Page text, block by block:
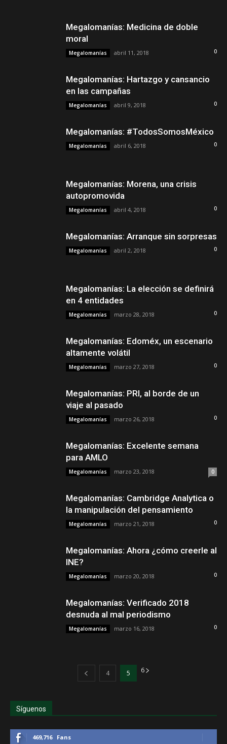
Megalomanías: Medicina de doble
moral
Megalomanías abril 11, 2018 0
Megalomanías: Hartazgo y cansancio
en las campañas
Megalomanías abril 9, 2018 0
Megalomanías: #TodosSomosMéxico
Megalomanías abril 6, 2018 0
Megalomanías: Morena, una crisis
autopromovida
Megalomanías abril 4, 2018 0
Megalomanías: Arranque sin sorpresas
Megalomanías abril 2, 2018 0
Megalomanías: La elección se definirá
en 4 entidades
Megalomanías marzo 28, 2018 0
Megalomanías: Edoméx, un escenario
altamente volátil
Megalomanías marzo 27, 2018 0
Megalomanías: PRI, al borde de un
viaje al pasado
Megalomanías marzo 26, 2018 0
Megalomanías: Excelente semana
para AMLO
Megalomanías marzo 23, 2018 0
Megalomanías: Cambridge Analytica o
la manipulación del pensamiento
Megalomanías marzo 21, 2018 0
Megalomanías: Ahora ¿cómo creerle al
INE?
Megalomanías marzo 20, 2018 0
Megalomanías: Verificado 2018
desnuda al mal periodismo
Megalomanías marzo 16, 2018 0
4 5 6
Síguenos
469,716 Fans